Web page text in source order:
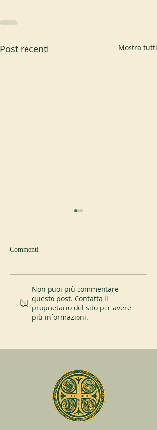
Post recenti Mostra tutti
Professione perpetua al St
Placid Priory
Commenti
Non puoi più commentare
questo post. Contatta il
proprietario del sito per avere
più informazioni.